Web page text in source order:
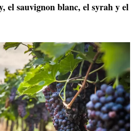
el sauvignon blanc, el syrah y el